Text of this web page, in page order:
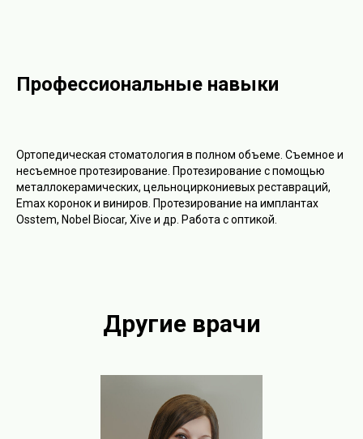
Профессиональные навыки
Ортопедическая стоматология в полном объеме. Съемное и
несъемное протезирование. Протезирование с помощью
металлокерамических, цельноциркониевых реставраций,
Emax коронок и виниров. Протезирование на имплантах
Osstem, Nobel Biocar, Xive и др. Работа с оптикой.
Другие врачи